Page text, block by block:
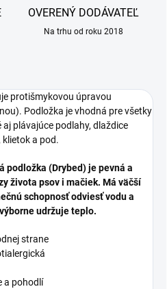
OVERENÝ DODÁVATEĽ
Na trhu od roku 2018
protišmykovou úpravou
Podložka je vhodná pre všetky
plávajúce podlahy, dlaždice
klietok a pod.
podložka (Drybed) je pevná a
života psov i mačiek. Má väčší
schopnosť odviesť vodu a
udržuje teplo.
strane
a pohodlí